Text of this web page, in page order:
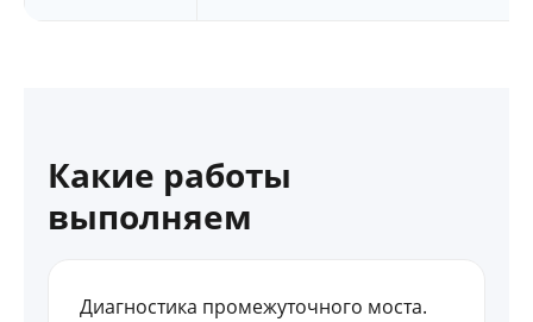
Какие работы
выполняем
Диагностика промежуточного моста.